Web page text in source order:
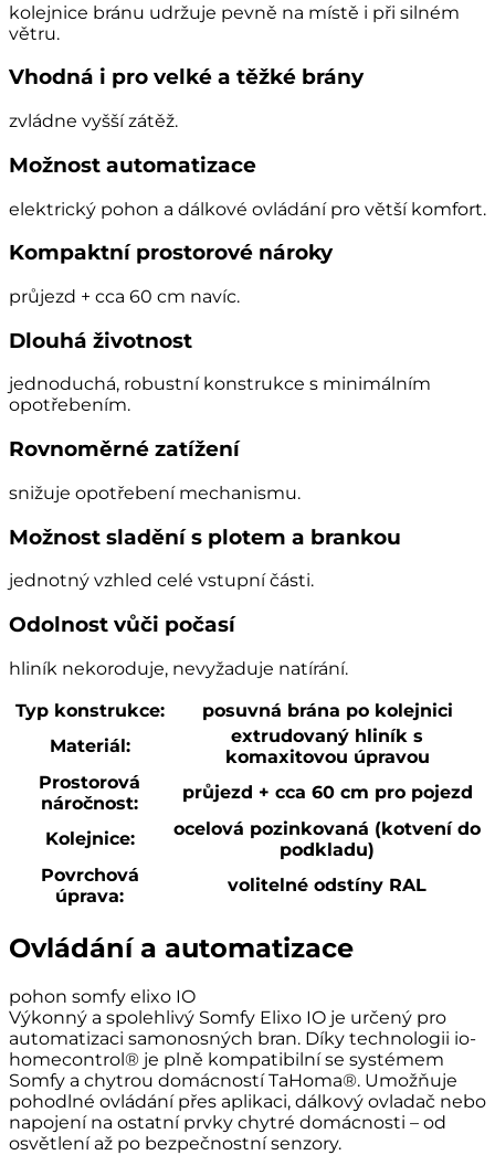
kolejnice bránu udržuje pevně na místě i při silném
větru.
Vhodná i pro velké a těžké brány
zvládne vyšší zátěž.
Možnost automatizace
elektrický pohon a dálkové ovládání pro větší komfort.
Kompaktní prostorové nároky
průjezd + cca 60 cm navíc.
Dlouhá životnost
jednoduchá, robustní konstrukce s minimálním
opotřebením.
Rovnoměrné zatížení
snižuje opotřebení mechanismu.
Možnost sladění s plotem a brankou
jednotný vzhled celé vstupní části.
Odolnost vůči počasí
hliník nekoroduje, nevyžaduje natírání.
Typ konstrukce:
posuvná brána po kolejnici
Materiál:
extrudovaný hliník s
komaxitovou úpravou
Prostorová
náročnost:
průjezd + cca 60 cm pro pojezd
Kolejnice:
ocelová pozinkovaná (kotvení do
podkladu)
Povrchová
úprava:
volitelné odstíny RAL
Ovládání a automatizace
pohon somfy elixo IO
Výkonný a spolehlivý Somfy Elixo IO je určený pro
automatizaci samonosných bran. Díky technologii io-
homecontrol® je plně kompatibilní se systémem
Somfy a chytrou domácností TaHoma®. Umožňuje
pohodlné ovládání přes aplikaci, dálkový ovladač nebo
napojení na ostatní prvky chytré domácnosti – od
osvětlení až po bezpečnostní senzory.